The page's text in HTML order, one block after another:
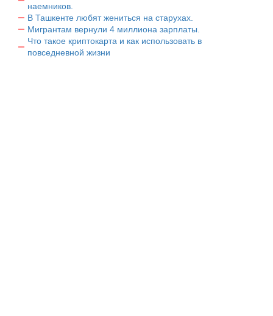
наемников.
В Ташкенте любят жениться на старухах.
Мигрантам вернули 4 миллиона зарплаты.
Что такое криптокарта и как использовать в
повседневной жизни